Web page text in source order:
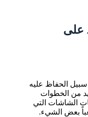
على
الحفاظ عليه
من الخطوات
الشاشات التي
بعض الشيء.